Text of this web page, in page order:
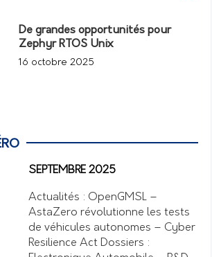
De grandes opportunités pour
Zephyr RTOS Unix
16 octobre 2025
SEPTEMBRE 2025
Actualités : OpenGMSL –
AstaZero révolutionne les tests
de véhicules autonomes – Cyber
Resilience Act Dossiers :